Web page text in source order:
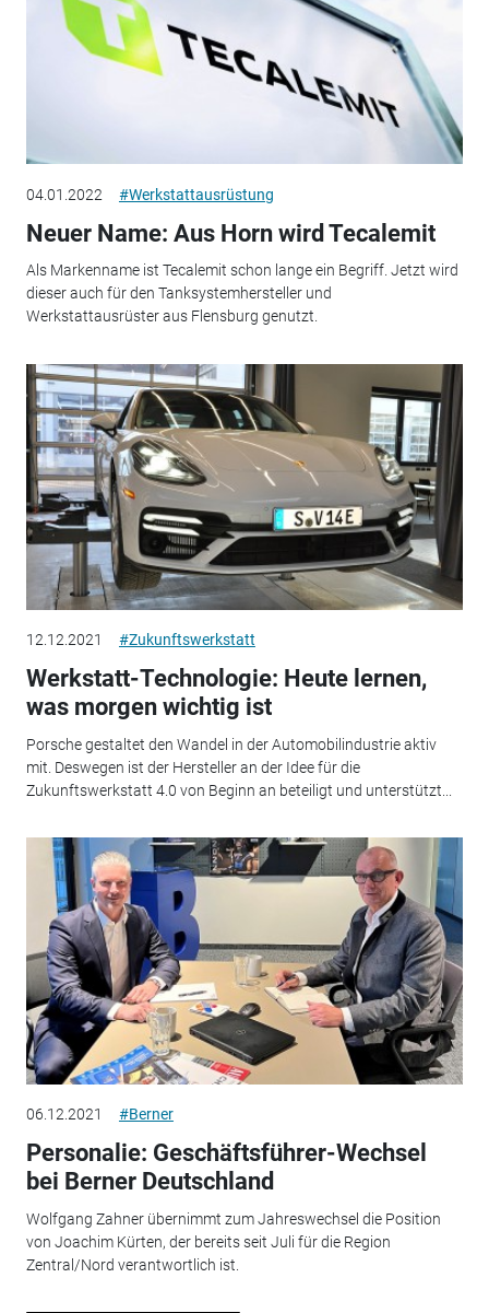
04.01.2022 #Werkstattausrüstung
Neuer Name: Aus Horn wird Tecalemit
Als Markenname ist Tecalemit schon lange ein Begriff. Jetzt wird
dieser auch für den Tanksystemhersteller und
Werkstattausrüster aus Flensburg genutzt.
12.12.2021 #Zukunftswerkstatt
Werkstatt-Technologie: Heute lernen,
was morgen wichtig ist
Porsche gestaltet den Wandel in der Automobilindustrie aktiv
mit. Deswegen ist der Hersteller an der Idee für die
Zukunftswerkstatt 4.0 von Beginn an beteiligt und unterstützt...
06.12.2021 #Berner
Personalie: Geschäftsführer-Wechsel
bei Berner Deutschland
Wolfgang Zahner übernimmt zum Jahreswechsel die Position
von Joachim Kürten, der bereits seit Juli für die Region
Zentral/Nord verantwortlich ist.